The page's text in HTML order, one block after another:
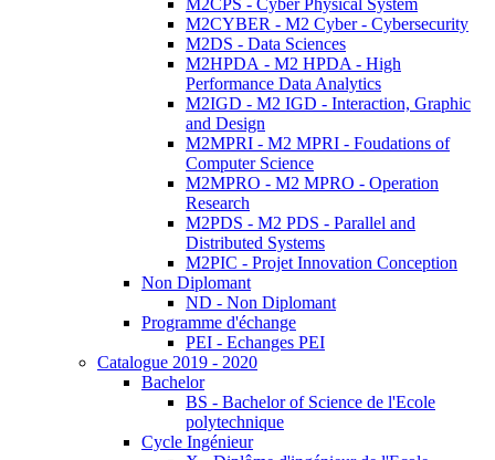
M2CPS - Cyber Physical System
M2CYBER - M2 Cyber - Cybersecurity
M2DS - Data Sciences
M2HPDA - M2 HPDA - High
Performance Data Analytics
M2IGD - M2 IGD - Interaction, Graphic
and Design
M2MPRI - M2 MPRI - Foudations of
Computer Science
M2MPRO - M2 MPRO - Operation
Research
M2PDS - M2 PDS - Parallel and
Distributed Systems
M2PIC - Projet Innovation Conception
Non Diplomant
ND - Non Diplomant
Programme d'échange
PEI - Echanges PEI
Catalogue 2019 - 2020
Bachelor
BS - Bachelor of Science de l'Ecole
polytechnique
Cycle Ingénieur